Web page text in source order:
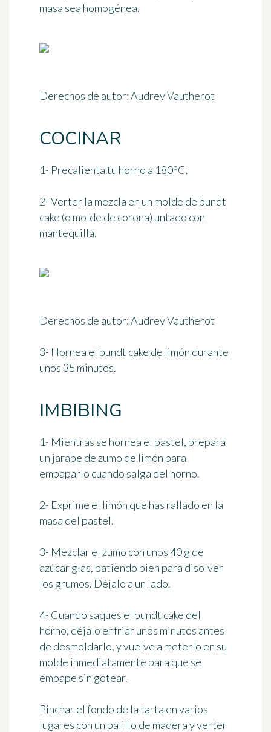
masa sea homogénea.
Derechos de autor: Audrey Vautherot
COCINAR
1- Precalienta tu horno a 180°C.
2- Verter la mezcla en un molde de bundt
cake (o molde de corona) untado con
mantequilla.
Derechos de autor: Audrey Vautherot
3- Hornea el bundt cake de limón durante
unos 35 minutos.
IMBIBING
1- Mientras se hornea el pastel, prepara
un jarabe de zumo de limón para
empaparlo cuando salga del horno.
2- Exprime el limón que has rallado en la
masa del pastel.
3- Mezclar el zumo con unos 40 g de
azúcar glas, batiendo bien para disolver
los grumos. Déjalo a un lado.
4- Cuando saques el bundt cake del
horno, déjalo enfriar unos minutos antes
de desmoldarlo, y vuelve a meterlo en su
molde inmediatamente para que se
empape sin gotear.
Pinchar el fondo de la tarta en varios
lugares con un palillo de madera y verter